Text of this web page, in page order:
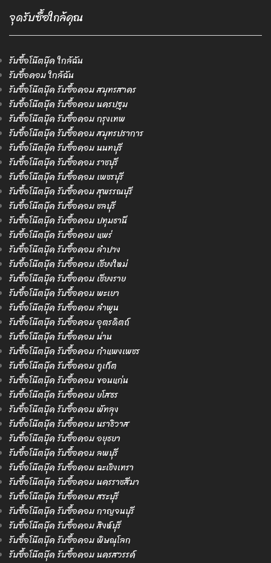
จุดรับซื้อใกล้คุณ
รับซื้อโน๊ตบุ๊ค ใกล้ฉัน
รับซื้อคอม ใกล้ฉัน
รับซื้อโน๊ตบุ๊ค รับซื้อคอม สมุทรสาคร
รับซื้อโน๊ตบุ๊ค รับซื้อคอม นครปฐม
รับซื้อโน๊ตบุ๊ค รับซื้อคอม กรุงเทพ
รับซื้อโน๊ตบุ๊ค รับซื้อคอม สมุทรปราการ
รับซื้อโน๊ตบุ๊ค รับซื้อคอม นนทบุรี
รับซื้อโน๊ตบุ๊ค รับซื้อคอม ราชบุรี
รับซื้อโน๊ตบุ๊ค รับซื้อคอม เพชรบุรี
รับซื้อโน๊ตบุ๊ค รับซื้อคอม สุพรรณบุรี
รับซื้อโน๊ตบุ๊ค รับซื้อคอม ชลบุรี
รับซื้อโน๊ตบุ๊ค รับซื้อคอม ปทุมธานี
รับซื้อโน๊ตบุ๊ค รับซื้อคอม แพร่
รับซื้อโน๊ตบุ๊ค รับซื้อคอม ลำปาง
รับซื้อโน๊ตบุ๊ค รับซื้อคอม เชียงใหม่
รับซื้อโน๊ตบุ๊ค รับซื้อคอม เชียงราย
รับซื้อโน๊ตบุ๊ค รับซื้อคอม พะเยา
รับซื้อโน๊ตบุ๊ค รับซื้อคอม ลำพูน
รับซื้อโน๊ตบุ๊ค รับซื้อคอม อุตรดิตถ์
รับซื้อโน๊ตบุ๊ค รับซื้อคอม น่าน
รับซื้อโน๊ตบุ๊ค รับซื้อคอม กำแพงเพชร
รับซื้อโน๊ตบุ๊ค รับซื้อคอม ภูเก็ต
รับซื้อโน๊ตบุ๊ค รับซื้อคอม ขอนแก่น
รับซื้อโน๊ตบุ๊ค รับซื้อคอม ยโสธร
รับซื้อโน๊ตบุ๊ค รับซื้อคอม พัทลุง
รับซื้อโน๊ตบุ๊ค รับซื้อคอม นราธิวาส
รับซื้อโน๊ตบุ๊ค รับซื้อคอม อยุธยา
รับซื้อโน๊ตบุ๊ค รับซื้อคอม ลพบุรี
รับซื้อโน๊ตบุ๊ค รับซื้อคอม ฉะเชิงเทรา
รับซื้อโน๊ตบุ๊ค รับซื้อคอม นครราชสีมา
รับซื้อโน๊ตบุ๊ค รับซื้อคอม สระบุรี
รับซื้อโน๊ตบุ๊ค รับซื้อคอม กาญจนบุรี
รับซื้อโน๊ตบุ๊ค รับซื้อคอม สิงห์บุรี
รับซื้อโน๊ตบุ๊ค รับซื้อคอม พิษณุโลก
รับซื้อโน๊ตบุ๊ค รับซื้อคอม นครสวรรค์